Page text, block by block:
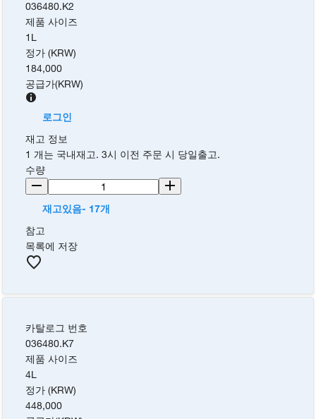
036480.K2
제품 사이즈
1L
정가 (KRW)
184,000
공급가(KRW)
로그인
재고 정보
1 개는 국내재고. 3시 이전 주문 시 당일출고.
수량
재고있음- 17개
참고
목록에 저장
카탈로그 번호
036480.K7
제품 사이즈
4L
정가 (KRW)
448,000